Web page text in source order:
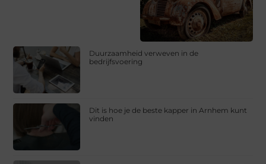
Duurzaamheid verweven in de
bedrijfsvoering
Dit is hoe je de beste kapper in Arnhem kunt
vinden